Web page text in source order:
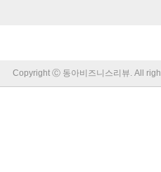
Copyright Ⓒ 동아비즈니스리뷰. All